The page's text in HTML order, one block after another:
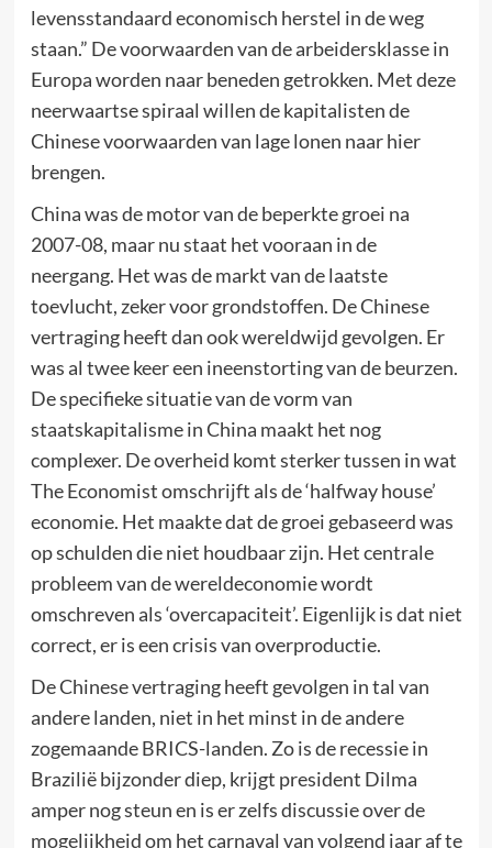
levensstandaard economisch herstel in de weg
staan.” De voorwaarden van de arbeidersklasse in
Europa worden naar beneden getrokken. Met deze
neerwaartse spiraal willen de kapitalisten de
Chinese voorwaarden van lage lonen naar hier
brengen.
China was de motor van de beperkte groei na
2007-08, maar nu staat het vooraan in de
neergang. Het was de markt van de laatste
toevlucht, zeker voor grondstoffen. De Chinese
vertraging heeft dan ook wereldwijd gevolgen. Er
was al twee keer een ineenstorting van de beurzen.
De specifieke situatie van de vorm van
staatskapitalisme in China maakt het nog
complexer. De overheid komt sterker tussen in wat
The Economist omschrijft als de ‘halfway house’
economie. Het maakte dat de groei gebaseerd was
op schulden die niet houdbaar zijn. Het centrale
probleem van de wereldeconomie wordt
omschreven als ‘overcapaciteit’. Eigenlijk is dat niet
correct, er is een crisis van overproductie.
De Chinese vertraging heeft gevolgen in tal van
andere landen, niet in het minst in de andere
zogemaande BRICS-landen. Zo is de recessie in
Brazilië bijzonder diep, krijgt president Dilma
amper nog steun en is er zelfs discussie over de
mogelijkheid om het carnaval van volgend jaar af te